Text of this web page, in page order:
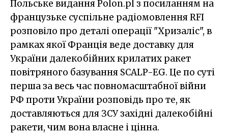
Польське видання Polon.pl з посиланням на
французьке суспільне радіомовлення RFI
розповіло про деталі операції "Хризаліс", в
рамках якої Франція веде доставку для
України далекобійних крилатих ракет
повітряного базування SCALP-EG. Це по суті
перша за весь час повномасштабної війни
РФ проти України розповідь про те, як
доставляються для ЗСУ західні далекобійні
ракети, чим вона власне і цінна.